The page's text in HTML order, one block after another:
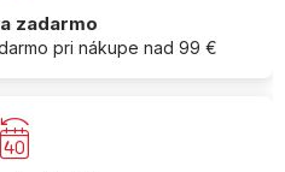
zadarmo
pri nákupe nad 99 €